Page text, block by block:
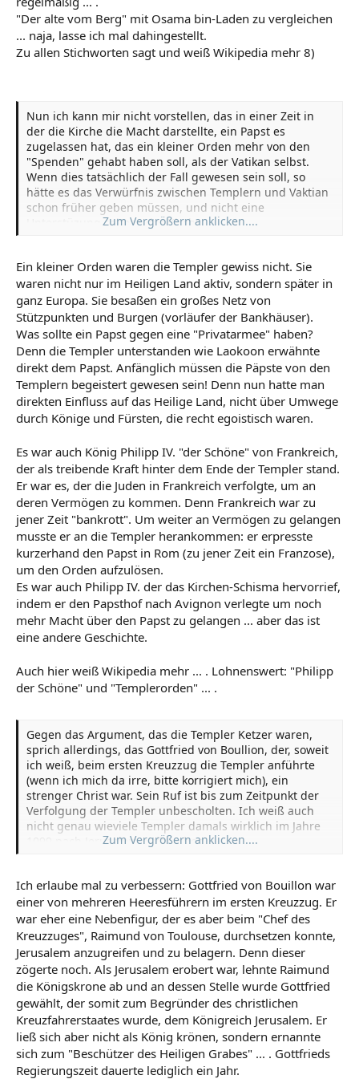
"Der alte vom Berg" mit Osama bin-Laden zu vergleichen
... naja, lasse ich mal dahingestellt.
Zu allen Stichworten sagt und weiß Wikipedia mehr 8)
Nun ich kann mir nicht vorstellen, das in einer Zeit in
der die Kirche die Macht darstellte, ein Papst es
zugelassen hat, das ein kleiner Orden mehr von den
"Spenden" gehabt haben soll, als der Vatikan selbst.
Wenn dies tatsächlich der Fall gewesen sein soll, so
hätte es das Verwürfnis zwischen Templern und Vaktian
schon früher geben müssen, und nicht eine
Unterstüzung seitens der Kirche.
Zum Vergrößern anklicken....
Ein kleiner Orden waren die Templer gewiss nicht. Sie
waren nicht nur im Heiligen Land aktiv, sondern später in
ganz Europa. Sie besaßen ein großes Netz von
Stützpunkten und Burgen (vorläufer der Bankhäuser).
Was sollte ein Papst gegen eine "Privatarmee" haben?
Denn die Templer unterstanden wie Laokoon erwähnte
direkt dem Papst. Anfänglich müssen die Päpste von den
Templern begeistert gewesen sein! Denn nun hatte man
direkten Einfluss auf das Heilige Land, nicht über Umwege
durch Könige und Fürsten, die recht egoistisch waren.
Es war auch König Philipp IV. "der Schöne" von Frankreich,
der als treibende Kraft hinter dem Ende der Templer stand.
Er war es, der die Juden in Frankreich verfolgte, um an
deren Vermögen zu kommen. Denn Frankreich war zu
jener Zeit "bankrott". Um weiter an Vermögen zu gelangen
musste er an die Templer herankommen: er erpresste
kurzerhand den Papst in Rom (zu jener Zeit ein Franzose),
um den Orden aufzulösen.
Es war auch Philipp IV. der das Kirchen-Schisma hervorrief,
indem er den Papsthof nach Avignon verlegte um noch
mehr Macht über den Papst zu gelangen ... aber das ist
eine andere Geschichte.
Auch hier weiß Wikipedia mehr ... . Lohnenswert: "Philipp
der Schöne" und "Templerorden" ... .
Gegen das Argument, das die Templer Ketzer waren,
sprich allerdings, das Gottfried von Boullion, der, soweit
ich weiß, beim ersten Kreuzzug die Templer anführte
(wenn ich mich da irre, bitte korrigiert mich), ein
strenger Christ war. Sein Ruf ist bis zum Zeitpunkt der
Verfolgung der Templer unbescholten. Ich weiß auch
nicht genau wieviele Templer damals wirklich im Jahre
1099 nach Jerusalem aufbrachen.
Zum Vergrößern anklicken....
Ich erlaube mal zu verbessern: Gottfried von Bouillon war
einer von mehreren Heeresführern im ersten Kreuzzug. Er
war eher eine Nebenfigur, der es aber beim "Chef des
Kreuzzuges", Raimund von Toulouse, durchsetzen konnte,
Jerusalem anzugreifen und zu belagern. Denn dieser
zögerte noch. Als Jerusalem erobert war, lehnte Raimund
die Königskrone ab und an dessen Stelle wurde Gottfried
gewählt, der somit zum Begründer des christlichen
Kreuzfahrerstaates wurde, dem Königreich Jerusalem. Er
ließ sich aber nicht als König krönen, sondern ernannte
sich zum "Beschützer des Heiligen Grabes" ... . Gottfrieds
Regierungszeit dauerte lediglich ein Jahr.